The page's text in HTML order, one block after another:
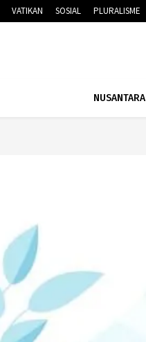
VATIKAN SOSIAL PLURALISME
NUSANTARA